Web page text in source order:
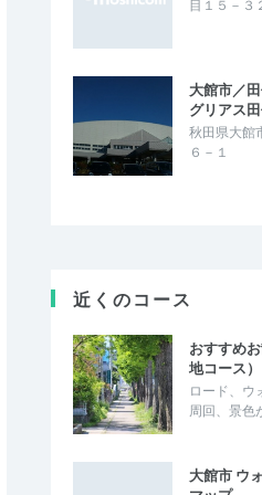
目１５－３
大館市／
グリアス
秋田県大館
６－１
近くのコース
おすすめ
地コース）
ロード、ウ
周回、景色
大館市 ウ